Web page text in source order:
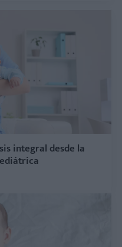
integral desde la